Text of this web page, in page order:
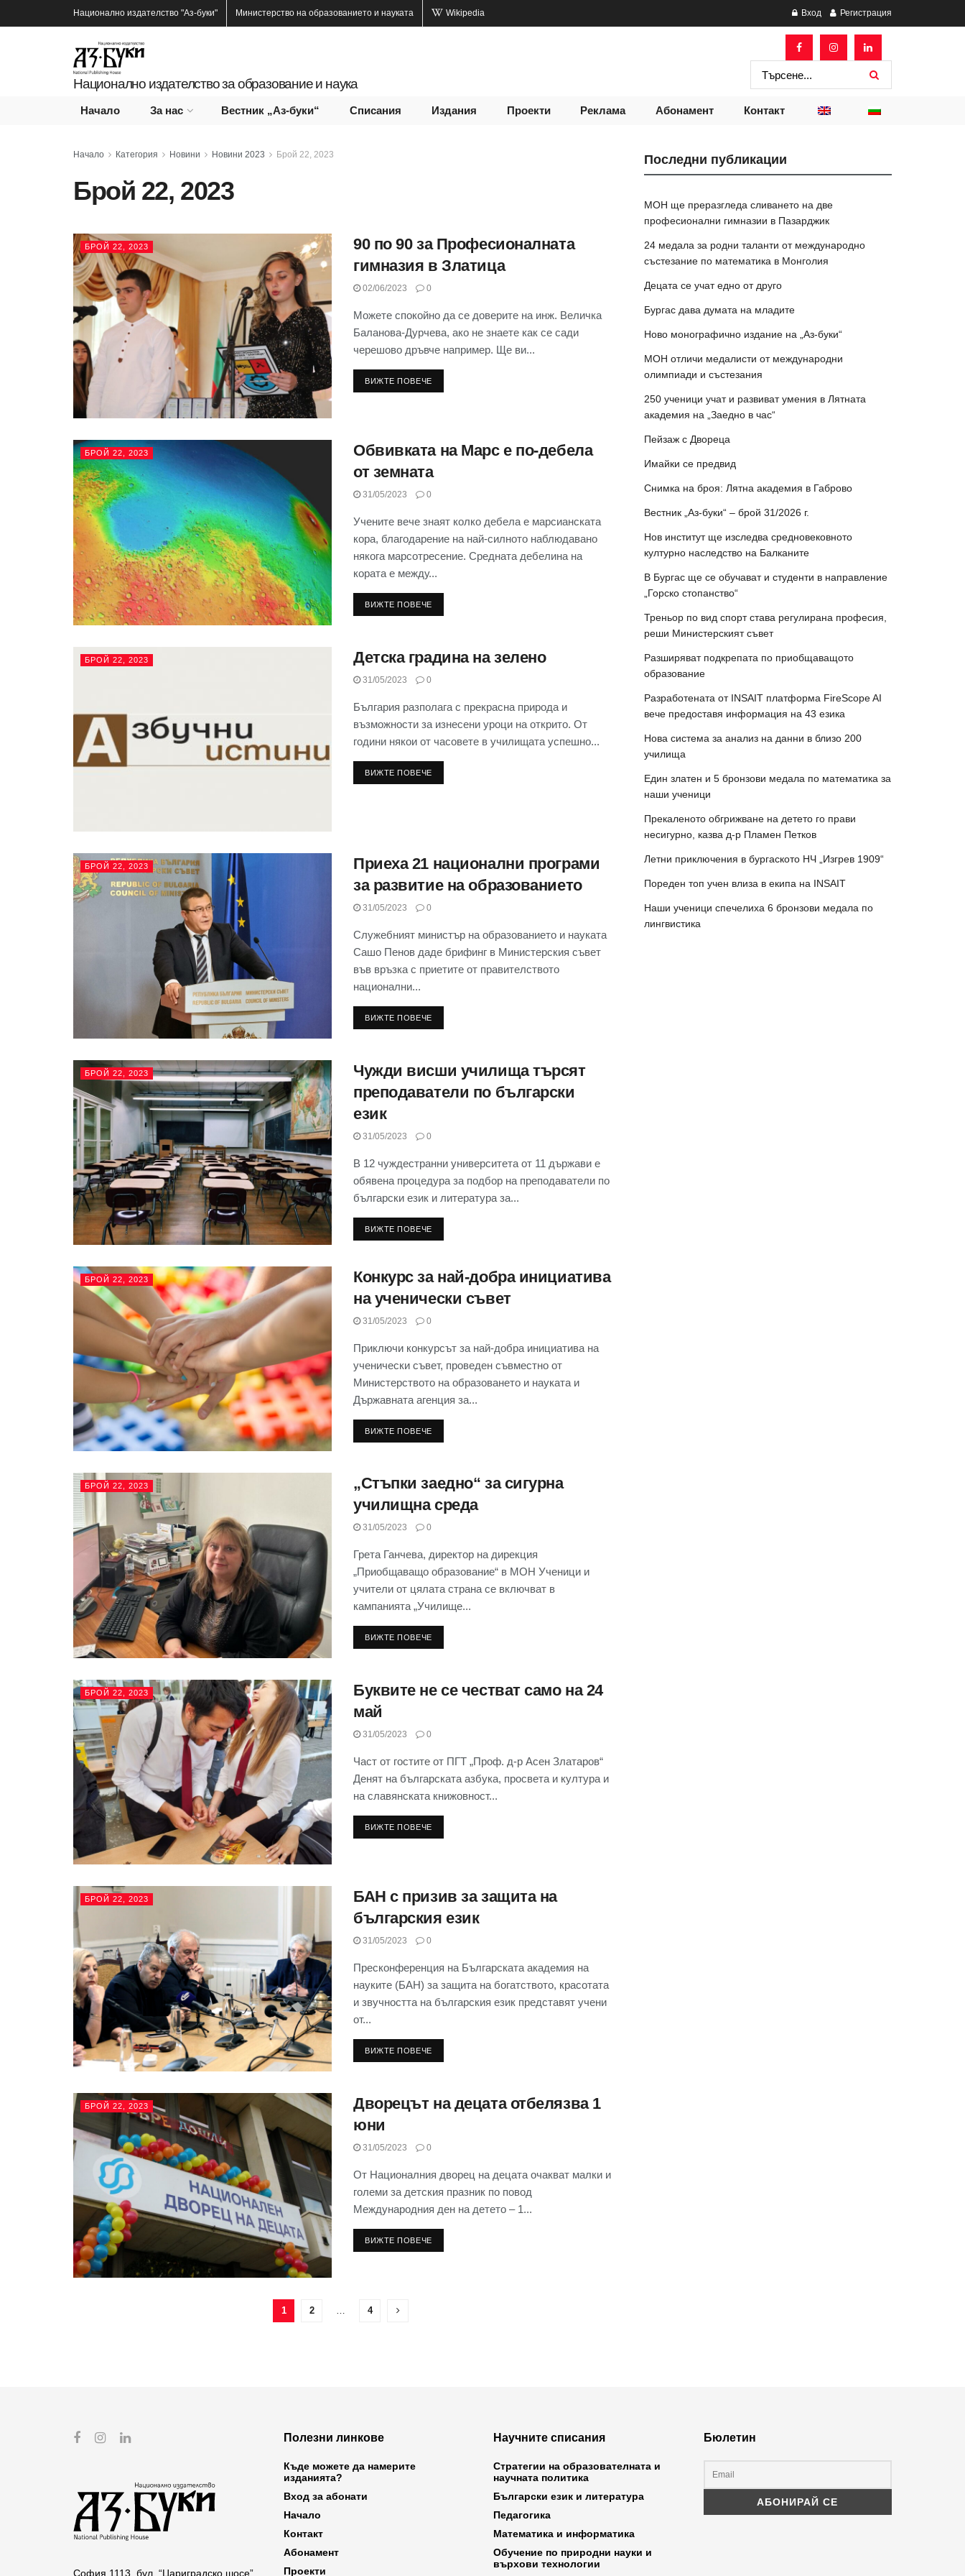
Национално издателство "Аз-буки" Министерство на образованието и науката Wikipedia Вход Регистрация
Национално издателство за образование и наука
Начало За нас Вестник „Аз-буки“ Списания Издания Проекти Реклама Абонамент Контакт
Начало Категория Новини Новини 2023 Брой 22, 2023
Брой 22, 2023
БРОЙ 22, 2023
90 по 90 за Професионалната
гимназия в Златица
02/06/2023 0
Можете спокойно да се доверите на инж. Величка
Баланова-Дурчева, ако не знаете как се сади
черешово дръвче например. Ще ви...
ВИЖТЕ ПОВЕЧЕ
БРОЙ 22, 2023
Обвивката на Марс е по-дебела
от земната
31/05/2023 0
Учените вече знаят колко дебела е марсианската
кора, благодарение на най-силното наблюдавано
някога марсотресение. Средната дебелина на
кората е между...
ВИЖТЕ ПОВЕЧЕ
БРОЙ 22, 2023 Детска градина на зелено
31/05/2023 0
България разполага с прекрасна природа и
възможности за изнесени уроци на открито. От
години някои от часовете в училищата успешно...
ВИЖТЕ ПОВЕЧЕ
БРОЙ 22, 2023
Приеха 21 национални програми
за развитие на образованието
31/05/2023 0
Служебният министър на образованието и науката
Сашо Пенов даде брифинг в Министерския съвет
във връзка с приетите от правителството
национални...
ВИЖТЕ ПОВЕЧЕ
БРОЙ 22, 2023
Чужди висши училища търсят
преподаватели по български
език
31/05/2023 0
В 12 чуждестранни университета от 11 държави е
обявена процедура за подбор на преподаватели по
български език и литература за...
ВИЖТЕ ПОВЕЧЕ
БРОЙ 22, 2023
Конкурс за най-добра инициатива
на ученически съвет
31/05/2023 0
Приключи конкурсът за най-добра инициатива на
ученически съвет, проведен съвместно от
Министерството на образоването и науката и
Държавната агенция за...
ВИЖТЕ ПОВЕЧЕ
БРОЙ 22, 2023
„Стъпки заедно“ за сигурна
училищна среда
31/05/2023 0
Грета Ганчева, директор на дирекция
„Приобщаващо образование“ в МОН Ученици и
учители от цялата страна се включват в
кампанията „Училище...
ВИЖТЕ ПОВЕЧЕ
БРОЙ 22, 2023
Буквите не се честват само на 24
май
31/05/2023 0
Част от гостите от ПГТ „Проф. д-р Асен Златаров“
Денят на българската азбука, просвета и култура и
на славянската книжовност...
ВИЖТЕ ПОВЕЧЕ
БРОЙ 22, 2023
БАН с призив за защита на
българския език
31/05/2023 0
Пресконференция на Българската академия на
науките (БАН) за защита на богатството, красотата
и звучността на българския език представят учени
от...
ВИЖТЕ ПОВЕЧЕ
БРОЙ 22, 2023
Дворецът на децата отбелязва 1
юни
31/05/2023 0
От Националния дворец на децата очакват малки и
големи за детския празник по повод
Международния ден на детето – 1...
ВИЖТЕ ПОВЕЧЕ
1 2 4
Последни публикации
МОН ще преразгледа сливането на две
професионални гимназии в Пазарджик
24 медала за родни таланти от международно
състезание по математика в Монголия
Децата се учат едно от друго
Бургас дава думата на младите
Ново монографично издание на „Аз-буки“
МОН отличи медалисти от международни
олимпиади и състезания
250 ученици учат и развиват умения в Лятната
академия на „Заедно в час“
Пейзаж с Двореца
Имайки се предвид
Снимка на броя: Лятна академия в Габрово
Вестник „Аз-буки“ – брой 31/2026 г.
Нов институт ще изследва средновековното
културно наследство на Балканите
В Бургас ще се обучават и студенти в направление
„Горско стопанство“
Треньор по вид спорт става регулирана професия,
реши Министерският съвет
Разширяват подкрепата по приобщаващото
образование
Разработената от INSAIT платформа FireScope AI
вече предоставя информация на 43 езика
Нова система за анализ на данни в близо 200
училища
Един златен и 5 бронзови медала по математика за
наши ученици
Прекаленото обгрижване на детето го прави
несигурно, казва д-р Пламен Петков
Летни приключения в бургаското НЧ „Изгрев 1909“
Пореден топ учен влиза в екипа на INSAIT
Наши ученици спечелиха 6 бронзови медала по
лингвистика
София 1113, бул. “Цариградско шосе”
Полезни линкове
Къде можете да намерите
изданията?
Вход за абонати
Начало
Контакт
Абонамент
Проекти
Научните списания
Стратегии на образователната и
научната политика
Български език и литература
Педагогика
Математика и информатика
Обучение по природни науки и
върхови технологии
Бюлетин